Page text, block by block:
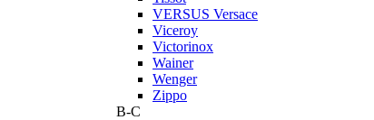
VERSUS Versace
Viceroy
Victorinox
Wainer
Wenger
Zippo
В-С